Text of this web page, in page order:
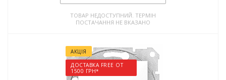
ТОВАР НЕДОСТУПНИЙ. ТЕРМІН
ПОСТАЧАННЯ НЕ ВКАЗАНО
АКЦІЯ
ДОСТАВКА FREE ОТ
1500 ГРН*